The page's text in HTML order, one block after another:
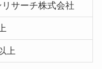
サーチ株式会社
上